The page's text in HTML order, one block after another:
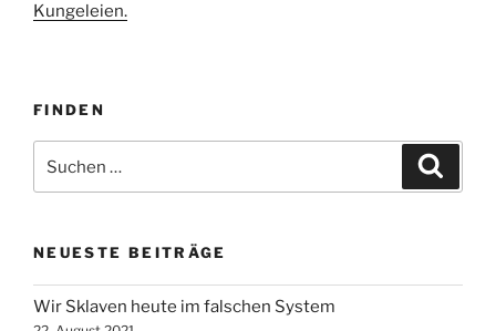
Kungeleien.
FINDEN
nach:
NEUESTE BEITRÄGE
Wir Sklaven heute im falschen System